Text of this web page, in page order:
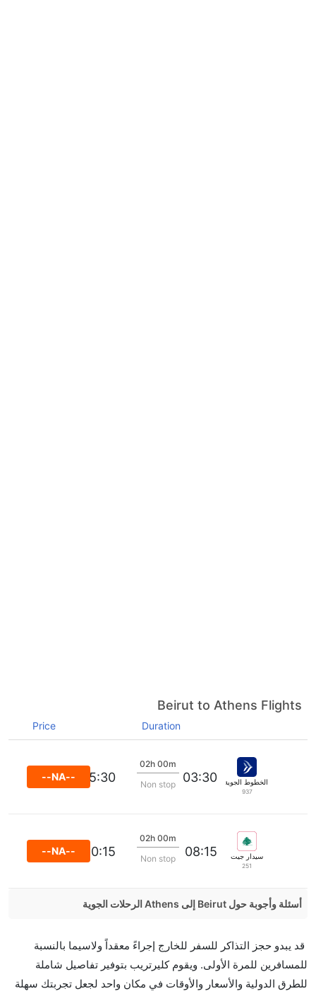
Beirut to Athens Flights
Duration
Price
الخطوط الجوية ايجه
937
03:30
02h 00m
Non stop
05:30
--NA--
سيدار جيت
251
08:15
02h 00m
Non stop
10:15
--NA--
أسئلة وأجوبة حول Beirut إلى Athens الرحلات الجوية
مما تستغرقه الخطوط الجوية الأخرى؟
نعم. توفر كل من أسرع رحلات الطيران على هذا الطريق،
هل توفر شركات الطيران مساحة إضافية للنوم؟
قد يبدو حجز التذاكر للسفر للخارج إجراءً معقداً ولاسيما بالنسبة
للمسافرين للمرة الأولى. ويقوم كليرتريب بتوفير تفاصيل شاملة
للطرق الدولية والأسعار والأوقات في مكان واحد لجعل تجربتك سهلة